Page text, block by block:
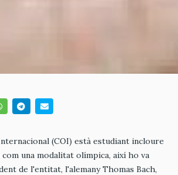
(COI) està estudiant incloure
una modalitat olímpica, així ho va
de l'entitat, l'alemany Thomas Bach,